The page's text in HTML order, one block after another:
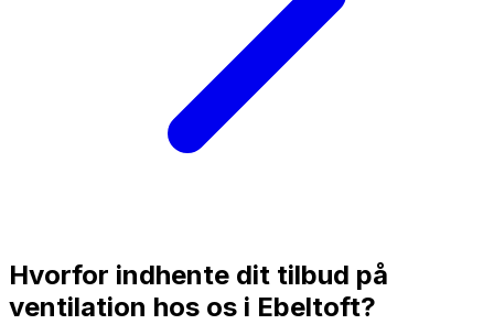
Hvorfor indhente dit tilbud på
ventilation hos os i Ebeltoft?